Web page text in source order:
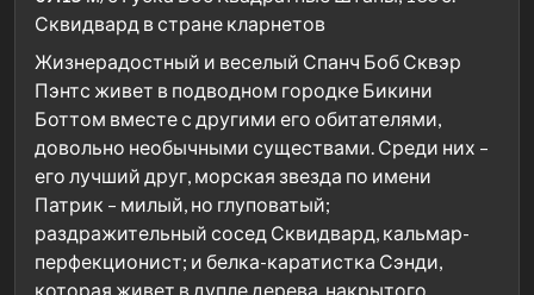
Сквидвард в стране кларнетов
Жизнерадостный и веселый Спанч Боб Сквэр
Пэнтс живет в подводном городке Бикини
Боттом вместе с другими его обитателями,
довольно необычными существами. Среди них –
его лучший друг, морская звезда по имени
Патрик – милый, но глуповатый;
раздражительный сосед Сквидвард, кальмар-
перфекционист; и белка-каратистка Сэнди,
которая живет в дупле дерева, накрытого